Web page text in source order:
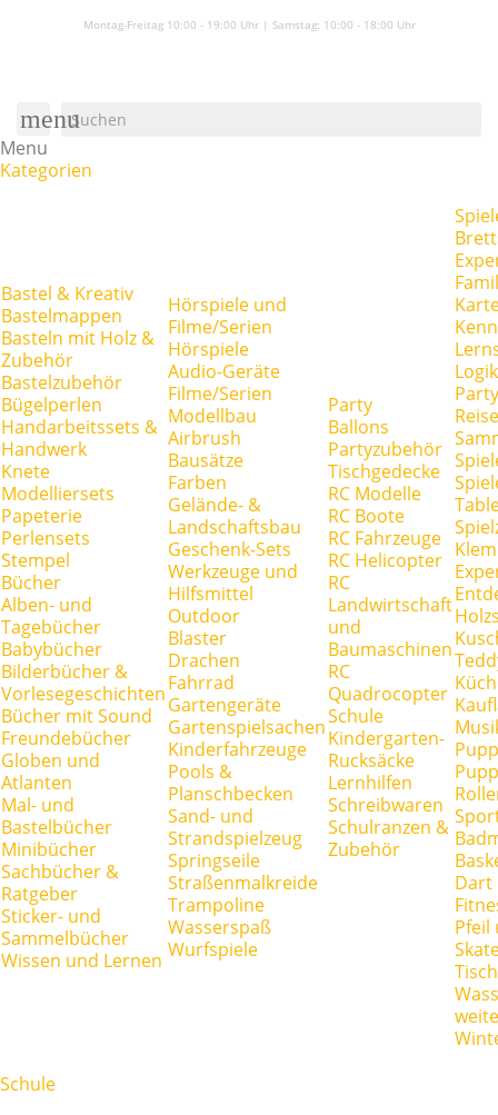
Montag-Freitag 10:00 - 19:00 Uhr | Samstag: 10:00 - 18:00 Uhr
menu
Menu
Kategorien
Bastel & Kreativ
Bastelmappen
Basteln mit Holz &
Zubehör
Bastelzubehör
Bügelperlen
Handarbeitssets &
Handwerk
Knete
Modelliersets
Papeterie
Perlensets
Stempel
Bücher
Alben- und
Tagebücher
Babybücher
Bilderbücher &
Vorlesegeschichten
Bücher mit Sound
Freundebücher
Globen und
Atlanten
Mal- und
Bastelbücher
Minibücher
Sachbücher &
Ratgeber
Sticker- und
Sammelbücher
Wissen und Lernen
Hörspiele und
Filme/Serien
Hörspiele
Audio-Geräte
Filme/Serien
Modellbau
Airbrush
Bausätze
Farben
Gelände- &
Landschaftsbau
Geschenk-Sets
Werkzeuge und
Hilfsmittel
Outdoor
Blaster
Drachen
Fahrrad
Gartengeräte
Gartenspielsachen
Kinderfahrzeuge
Pools &
Planschbecken
Sand- und
Strandspielzeug
Springseile
Straßenmalkreide
Trampoline
Wasserspaß
Wurfspiele
Party
Ballons
Partyzubehör
Tischgedecke
RC Modelle
RC Boote
RC Fahrzeuge
RC Helicopter
RC
Landwirtschaft
und
Baumaschinen
RC
Quadrocopter
Schule
Kindergarten-
Rucksäcke
Lernhilfen
Schreibwaren
Schulranzen &
Zubehör
Dart
Pfeil
Schule